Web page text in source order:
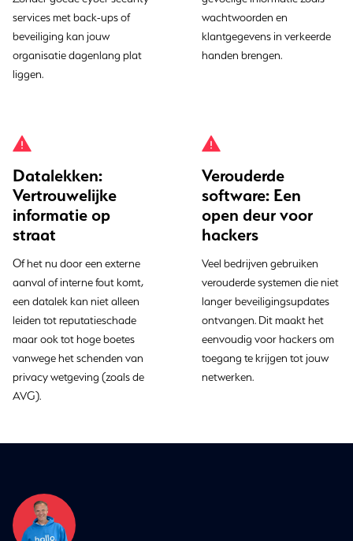
services met back-ups of
beveiliging kan jouw
organisatie dagenlang plat
liggen.
wachtwoorden en
klantgegevens in verkeerde
handen brengen.
Datalekken:
Vertrouwelijke
informatie op
straat
Of het nu door een externe
aanval of interne fout komt,
een datalek kan niet alleen
leiden tot reputatieschade
maar ook tot hoge boetes
vanwege het schenden van
privacy wetgeving (zoals de
AVG).
Verouderde
software: Een
open deur voor
hackers
Veel bedrijven gebruiken
verouderde systemen die niet
langer beveiligingsupdates
ontvangen. Dit maakt het
eenvoudig voor hackers om
toegang te krijgen tot jouw
netwerken.